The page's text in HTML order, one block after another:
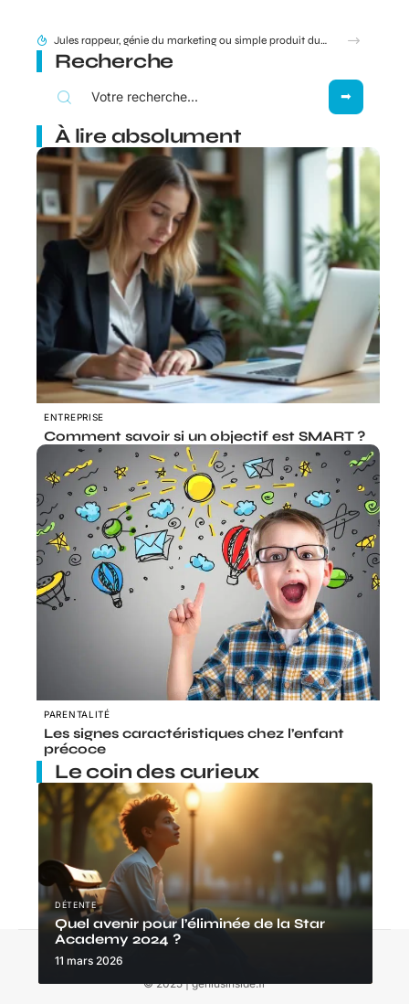
95 Sounds et l’héritage du groupe 1995 : filiation ou simple clin d’œil ?
Recherche
À lire absolument
ENTREPRISE
Comment savoir si un objectif est SMART ?
PARENTALITÉ
Les signes caractéristiques chez l’enfant
précoce
Le coin des curieux
DÉTENTE
Quel avenir pour l’éliminée de la Star
Academy 2024 ?
11 mars 2026
© 2025 | geniusinside.fr
Contact